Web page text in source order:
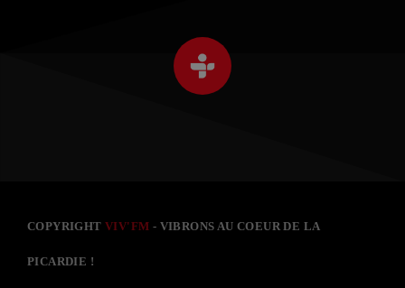
COPYRIGHTVIV'FM - VIBRONS AU COEUR DE LA
PICARDIE !